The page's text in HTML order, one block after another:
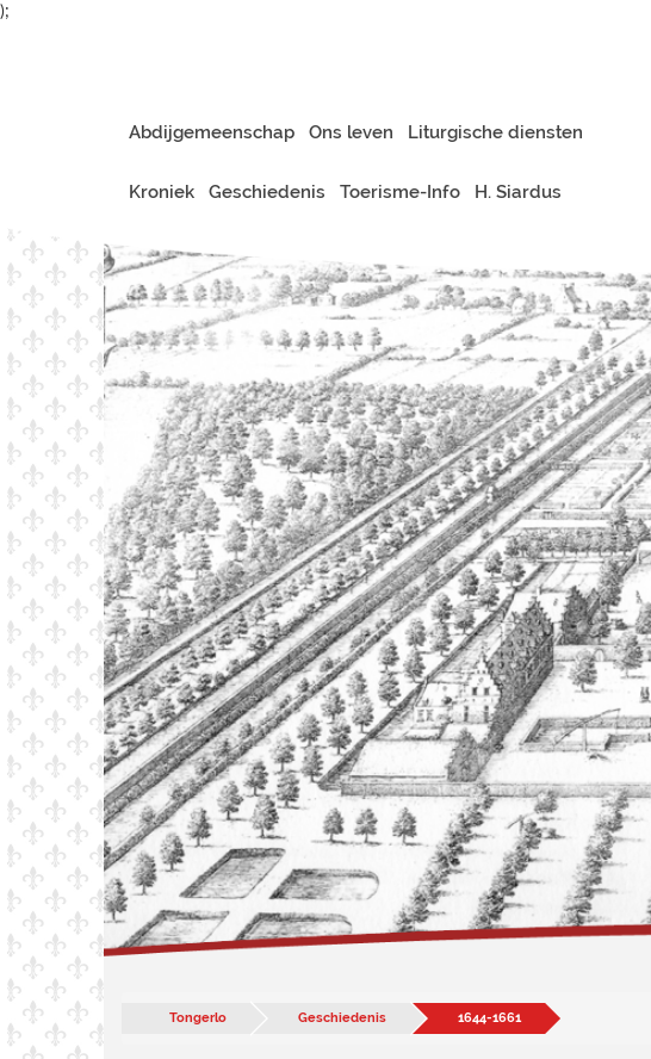
);
Abdijgemeenschap Ons leven Liturgische diensten
Kroniek Geschiedenis Toerisme-Info H. Siardus
Tongerlo Geschiedenis 1644-1661